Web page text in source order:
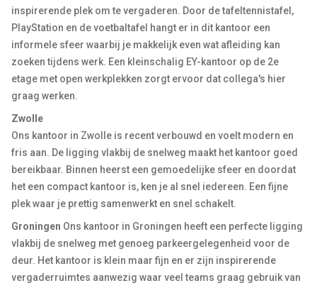
inspirerende plek om te vergaderen. Door de tafeltennistafel,
PlayStation en de voetbaltafel hangt er in dit kantoor een
informele sfeer waarbij je makkelijk even wat afleiding kan
zoeken tijdens werk. Een kleinschalig EY-kantoor op de 2e
etage met open werkplekken zorgt ervoor dat collega's hier
graag werken.
Zwolle
Ons kantoor in Zwolle is recent verbouwd en voelt modern en
fris aan. De ligging vlakbij de snelweg maakt het kantoor goed
bereikbaar. Binnen heerst een gemoedelijke sfeer en doordat
het een compact kantoor is, ken je al snel iedereen. Een fijne
plek waar je prettig samenwerkt en snel schakelt.
Groningen Ons kantoor in Groningen heeft een perfecte ligging
vlakbij de snelweg met genoeg parkeergelegenheid voor de
deur. Het kantoor is klein maar fijn en er zijn inspirerende
vergaderruimtes aanwezig waar veel teams graag gebruik van